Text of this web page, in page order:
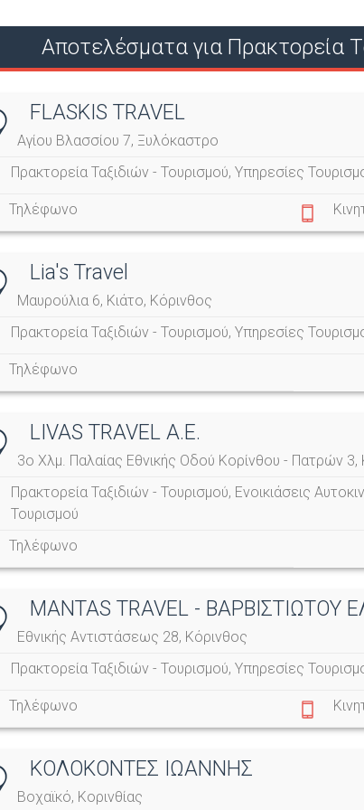
Αποτελέσματα για Πρακτορεία
FLASKIS TRAVEL
Αγίου Βλασσίου 7, Ξυλόκαστρο
Πρακτορεία Ταξιδιών - Τουρισμού, Υπηρεσίες
Τηλέφωνο
Lia's Travel
Μαυρούλια 6, Κιάτο, Κόρινθος
Πρακτορεία Ταξιδιών - Τουρισμού, Υπηρεσίες
Τηλέφωνο
LIVAS TRAVEL Α.Ε.
3ο Χλμ. Παλαίας Εθνικής Οδού Κορίνθου - Πατρών 3,
Πρακτορεία Ταξιδιών - Τουρισμού, Ενοικιάσεις
Τουρισμού
Τηλέφωνο
MANTAS TRAVEL - ΒΑΡΒΙΣΤΙΩΤΟΥ
Εθνικής Αντιστάσεως 28, Κόρινθος
Πρακτορεία Ταξιδιών - Τουρισμού, Υπηρεσίες
Τηλέφωνο
ΚΟΛΟΚΟΝΤΕΣ ΙΩΑΝΝΗΣ
Βοχαϊκό, Κορινθίας